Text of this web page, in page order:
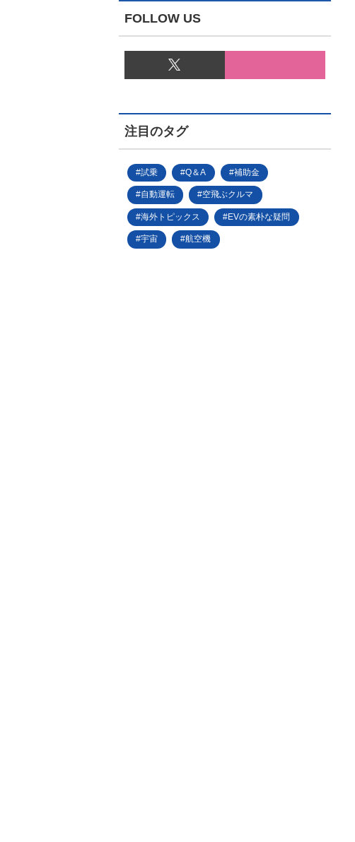
FOLLOW US
注目のタグ
試乗 Q＆A 補助金
自動運転 空飛ぶクルマ
海外トピックス EVの素朴な疑問
宇宙 航空機